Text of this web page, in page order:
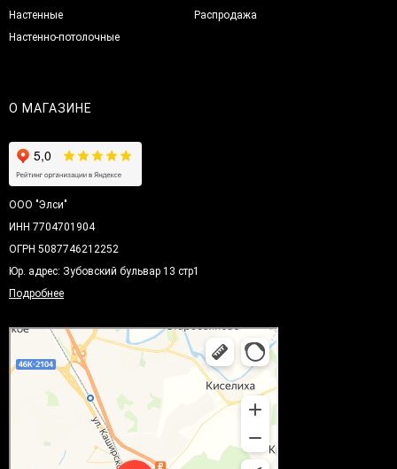
Настенные
Настенно-потолочные
Распродажа
О МАГАЗИНЕ
ООО "Элси"
ИНН 7704701904
ОГРН 5087746212252
Юр. адрес: Зубовский бульвар 13 стр1
Подробнее